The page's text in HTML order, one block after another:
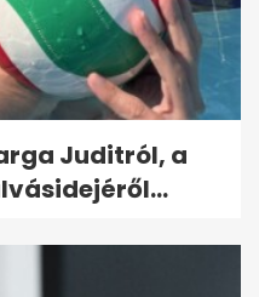
Juditról, a